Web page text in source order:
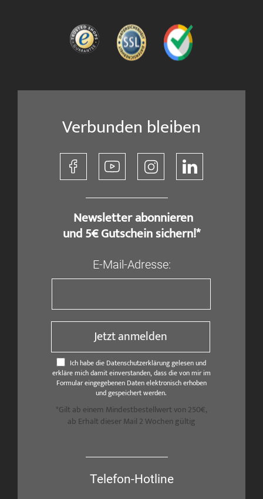
Verbunden bleiben
​ Newsletter abonnieren
und 5€ Gutschein sichern!*
E-Mail-Adresse:
Jetzt anmelden
Ich habe die Datenschutzerklärung gelesen und
erkläre mich damit einverstanden, dass die von mir im
Formular eingegebenen Daten elektronisch erhoben
und gespeichert werden.
*Gilt ab einem Mindestbestellwert von 250€,
ab Erhalt dieser Mail 2 Wochen gültig
Telefon-Hotline